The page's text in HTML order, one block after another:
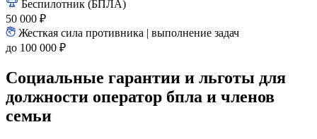
Беспилотник (БПЛА)
50 000 ₽
Жесткая сила противника | выполнение задач
до 100 000 ₽
Социальные гарантии и льготы для
должности оператор бпла и членов
семьи